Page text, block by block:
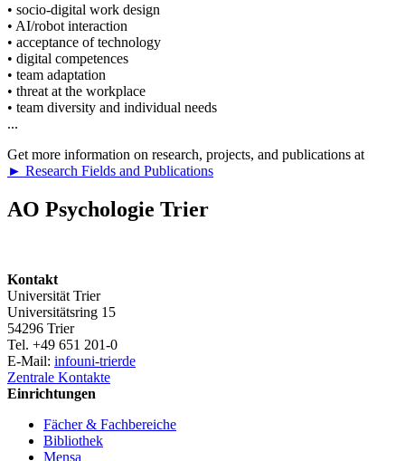
• socio-digital work design
• AI/robot interaction
• acceptance of technology
• digital competences
• team adaptation
• threat at the workplace
• team diversity and individual needs
...
Get more information on research, projects, and publications at
► Research Fields and Publications
AO Psychologie Trier
Kontakt
Universität Trier
Universitätsring 15
54296 Trier
Tel. +49 651 201-0
E-Mail: infouni-trierde
Zentrale Kontakte
Einrichtungen
Fächer & Fachbereiche
Bibliothek
Mensa